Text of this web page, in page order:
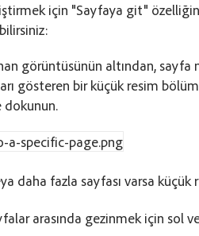
için "Sayfaya git"
görüntüsünün altından, sayfa
gösteren bir küçük resim
dokunun.
daha fazla sayfası varsa
arasında gezinmek için sol